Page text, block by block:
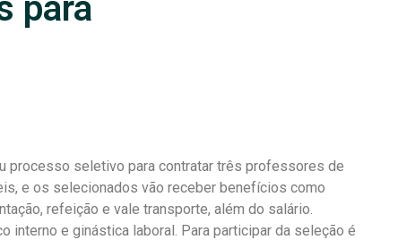
para
processo seletivo para contratar três professores de
e os selecionados vão receber benefícios como
refeição e vale transporte, além do salário.
interno e ginástica laboral. Para participar da seleção é